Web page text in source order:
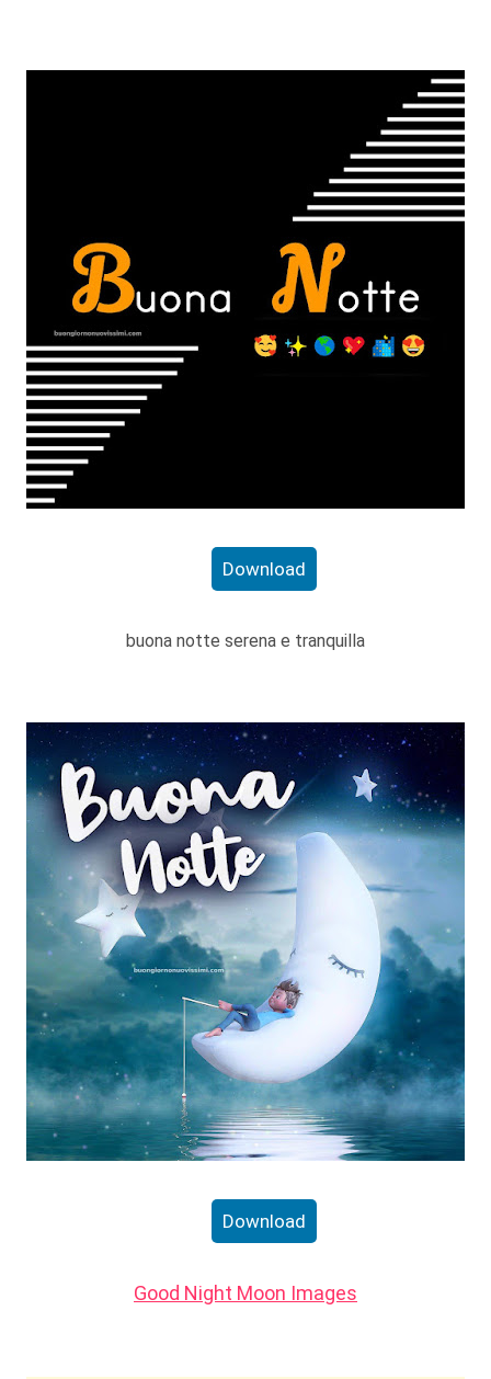
Download
buona notte serena e tranquilla
Download
Good Night Moon Images